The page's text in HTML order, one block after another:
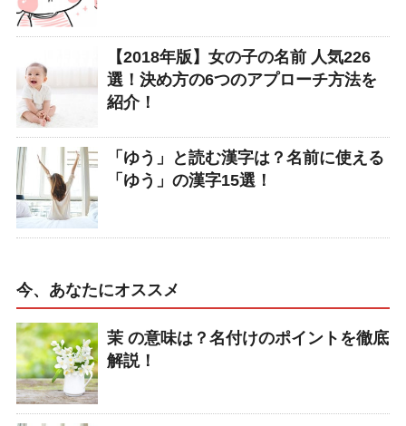
【2018年版】女の子の名前 人気226
選！決め方の6つのアプローチ方法を
紹介！
「ゆう」と読む漢字は？名前に使える
「ゆう」の漢字15選！
今、あなたにオススメ
茉 の意味は？名付けのポイントを徹底
解説！